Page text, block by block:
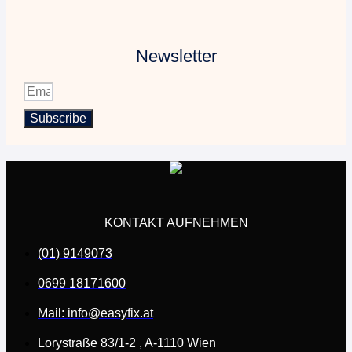
Newsletter
Subscribe
KONTAKT AUFNEHMEN
(01) 9149073
0699 18171600
Mail: info@easyfix.at
Lorystraße 83/1-2 , A-1110 Wien